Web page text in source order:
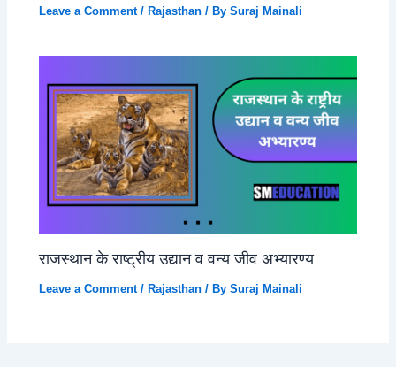
Leave a Comment / Rajasthan / BySuraj Mainali
राजस्थान के राष्ट्रीय उद्यान व वन्य जीव अभ्यारण्य
Leave a Comment / Rajasthan / BySuraj Mainali